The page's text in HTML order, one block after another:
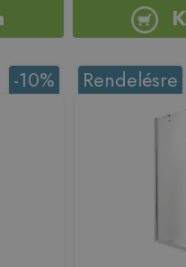
-10% Rendelésre